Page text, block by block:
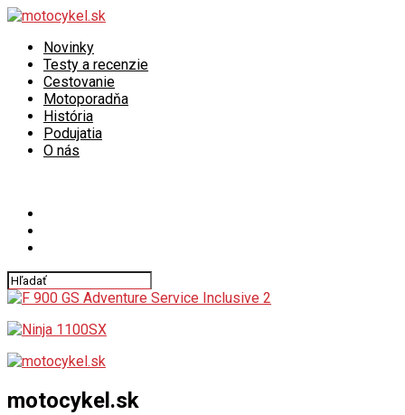
Novinky
Testy a recenzie
Cestovanie
Motoporadňa
História
Podujatia
O nás
motocykel.sk